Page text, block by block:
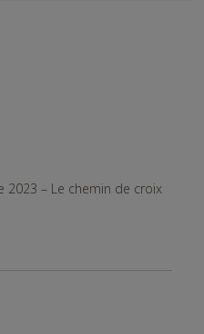
2023 – Le chemin de croix